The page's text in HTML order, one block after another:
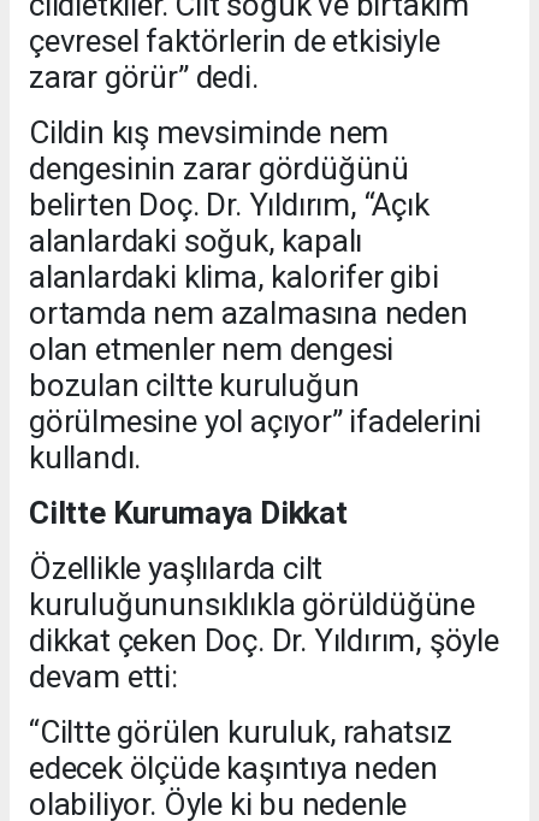
çevresel faktörlerin de etkisiyle
zarar görür” dedi.
Cildin kış mevsiminde nem
dengesinin zarar gördüğünü
belirten Doç. Dr. Yıldırım, “Açık
alanlardaki soğuk, kapalı
alanlardaki klima, kalorifer gibi
ortamda nem azalmasına neden
olan etmenler nem dengesi
bozulan ciltte kuruluğun
görülmesine yol açıyor” ifadelerini
kullandı.
Ciltte Kurumaya Dikkat
Özellikle yaşlılarda cilt
kuruluğununsıklıkla görüldüğüne
dikkat çeken Doç. Dr. Yıldırım, şöyle
devam etti:
“Ciltte görülen kuruluk, rahatsız
edecek ölçüde kaşıntıya neden
olabiliyor. Öyle ki bu nedenle